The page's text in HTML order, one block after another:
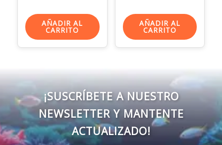
AÑADIR AL
CARRITO
AÑADIR AL
CARRITO
¡SUSCRÍBETE A NUESTRO
NEWSLETTER Y MANTENTE
ACTUALIZADO!